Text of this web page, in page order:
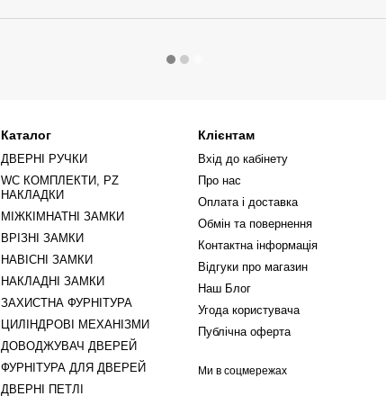
Каталог
ДВЕРНІ РУЧКИ
WC КОМПЛЕКТИ, PZ
НАКЛАДКИ
МІЖКІМНАТНІ ЗАМКИ
ВРІЗНІ ЗАМКИ
НАВІСНІ ЗАМКИ
НАКЛАДНІ ЗАМКИ
ЗАХИСТНА ФУРНІТУРА
ЦИЛІНДРОВІ МЕХАНІЗМИ
ДОВОДЖУВАЧ ДВЕРЕЙ
ФУРНІТУРА ДЛЯ ДВЕРЕЙ
ДВЕРНІ ПЕТЛІ
Клієнтам
Вхід до кабінету
Про нас
Оплата і доставка
Обмін та повернення
Контактна інформація
Відгуки про магазин
Наш Блог
Угода користувача
Публічна оферта
Ми в соцмережах